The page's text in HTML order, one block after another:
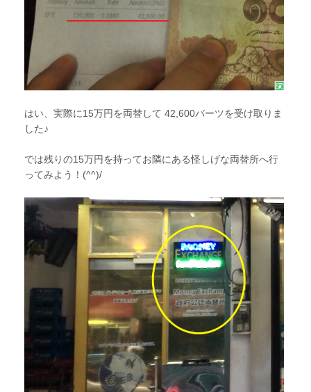
はい、実際に15万円を両替して 42,600バーツを受け取りま
した♪
では残りの15万円を持ってお隣にある怪しげな両替所へ行
ってみよう！(^^)/